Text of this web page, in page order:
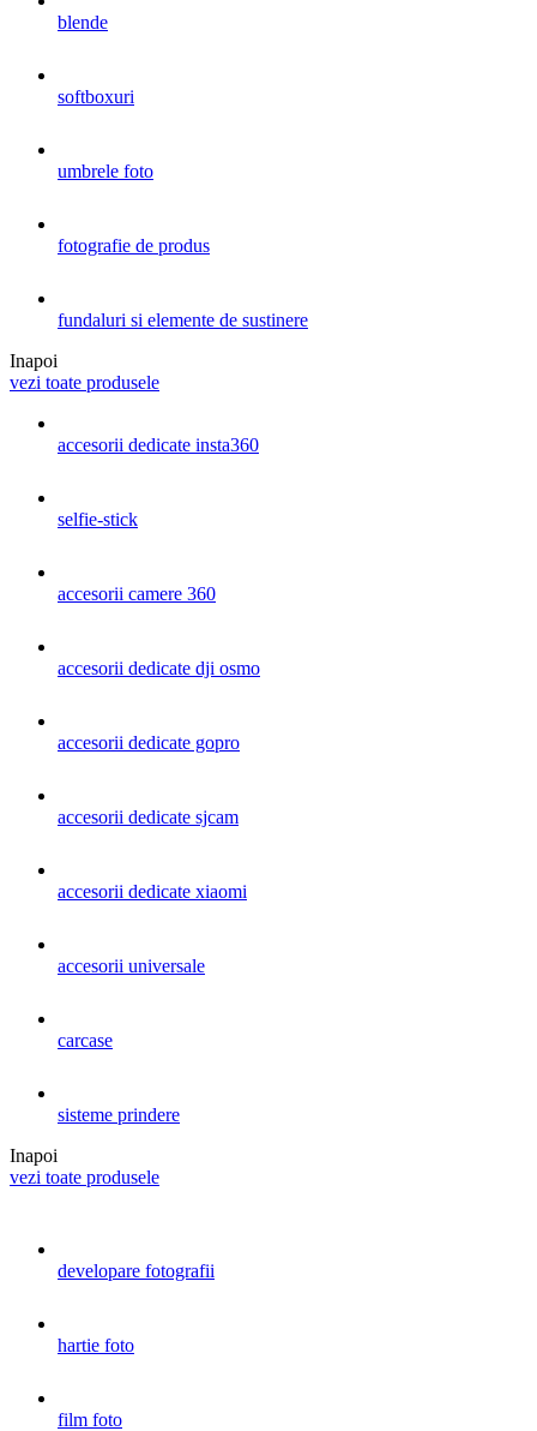
blende
softboxuri
umbrele foto
fotografie de produs
fundaluri si elemente de sustinere
Inapoi
vezi toate produsele
accesorii dedicate insta360
selfie-stick
accesorii camere 360
accesorii dedicate dji osmo
accesorii dedicate gopro
accesorii dedicate sjcam
accesorii dedicate xiaomi
accesorii universale
carcase
sisteme prindere
Inapoi
vezi toate produsele
developare fotografii
hartie foto
film foto